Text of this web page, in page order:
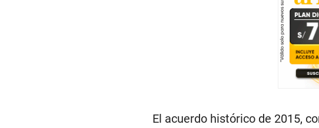
El acuerdo histórico de 2015,